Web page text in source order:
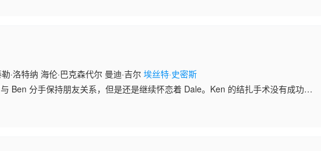
·洛特纳 海伦·巴克森代尔 曼迪·吉尔埃丝特·史密斯
Ben 分手保持朋友关系，但是还是继续怀恋着 Dale。Ken 的结扎手术没有成功，
都在等待新宝宝降生过程中平稳进行。Dale 在圣诞节的时候不